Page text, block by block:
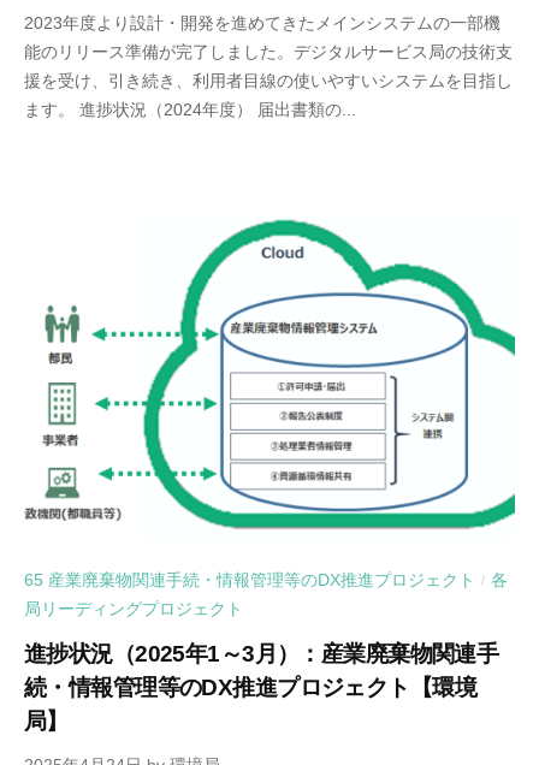
2023年度より設計・開発を進めてきたメインシステムの一部機
能のリリース準備が完了しました。デジタルサービス局の技術支
援を受け、引き続き、利用者目線の使いやすいシステムを目指し
ます。 進捗状況（2024年度） 届出書類の...
65 産業廃棄物関連手続・情報管理等のDX推進プロジェクト / 各
局リーディングプロジェクト
進捗状況（2025年1～3月）：産業廃棄物関連手
続・情報管理等のDX推進プロジェクト【環境
局】